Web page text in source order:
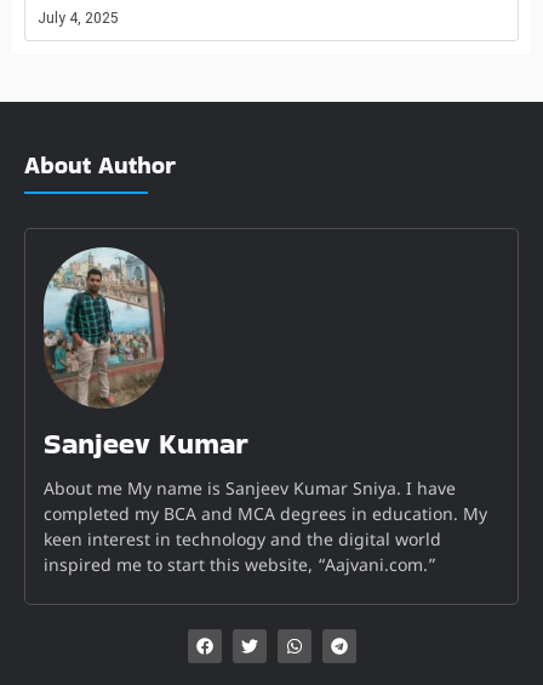
July 4, 2025
About Author
Sanjeev Kumar
About me My name is Sanjeev Kumar Sniya. I have
completed my BCA and MCA degrees in education. My
keen interest in technology and the digital world
inspired me to start this website, “Aajvani.com.”